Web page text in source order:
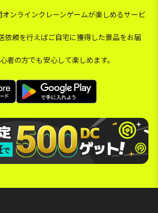
ンラインクレーンゲームが楽しめるサービ
頼を行えばご自宅に獲得した景品をお届
者の方でも安心して楽しめます。